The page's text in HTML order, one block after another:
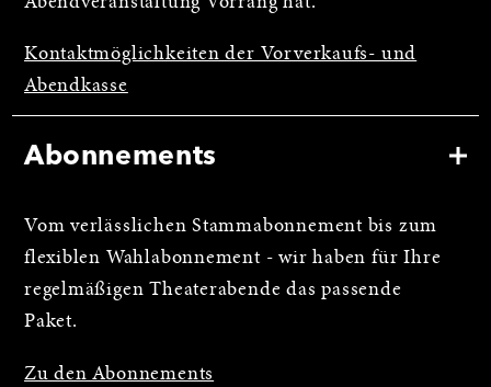
Kontaktmöglichkeiten der Vorverkaufs- und
Abendkasse
Abonnements
Vom verlässlichen Stammabonnement bis zum
flexiblen Wahlabonnement - wir haben für Ihre
regelmäßigen Theaterabende das passende
Paket.
Zu den Abonnements